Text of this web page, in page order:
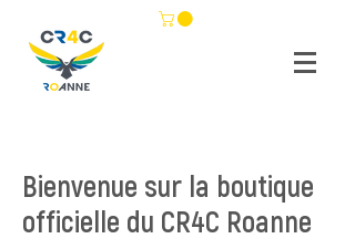
Bienvenue sur la boutique
officielle du CR4C Roanne